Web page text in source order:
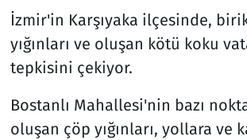
İzmir'in Karşıyaka ilçesinde,
yığınları ve oluşan kötü koku
tepkisini çekiyor.
Bostanlı Mahallesi'nin bazı
oluşan çöp yığınları, yollara ve
Savunma Sanayi
Seçim 2023
Teknoloji ve Bilim